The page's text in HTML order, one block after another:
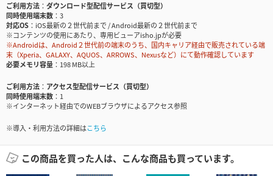
ご利用方法
ダウンロード型配信サービス（買切型）
同時使用端末数
3
対応OS
iOS最新の２世代前まで / Android最新の２世代前まで
※コンテンツの使用にあたり、専用ビューアisho.jpが必要
※Androidは、Android２世代前の端末のうち、国内キャリア経由で販売されている端
末（Xperia、GALAXY、AQUOS、ARROWS、Nexusなど）にて動作確認しています
必要メモリ容量
198 MB以上
ご利用方法
アクセス型配信サービス（買切型）
同時使用端末数
1
※インターネット経由でのWEBブラウザによるアクセス参照
※導入・利用方法の詳細はこちら
この商品を買った人は、こんな商品も買っています。